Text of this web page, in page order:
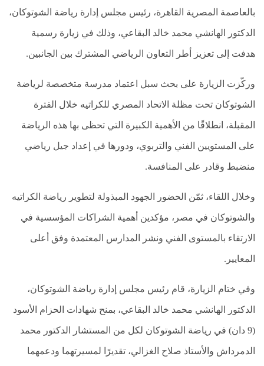
تمزق
الظفيرة
العضدية
الديسك
بانواعها
خدماتنا
من
الذاتيه
البقاعي
اتصل
بنا
عالم
البقاعي
بالعاصمة المصرية القاهرة، رئيس مجلس إدارة رياضة الشوتوكان،
الدكتور الهانشي محمد خالد البقاعي، وذلك في زيارة رسمية
هدفت إلى تعزيز أطر التعاون الرياضي المشترك بين الجانبين.
وركّزت الزيارة على بحث سبل اعتماد مدرسة متخصصة لرياضة
الشوتوكان تحت مظلة الاتحاد المصري للكراتيه خلال الفترة
المقبلة، انطلاقًا من الأهمية الكبيرة التي تحظى بها هذه الرياضة
على المستويين الفني والتربوي، ودورها في إعداد جيل رياضي
منضبط وقادر على المنافسة.
وخلال اللقاء، ثمّن الحضور الجهود المبذولة لتطوير رياضة الكراتيه
والشوتوكان في مصر، مؤكدين أهمية الشراكات المؤسسية في
الارتقاء بالمستوى الفني ونشر المدارس المعتمدة وفق أعلى
المعايير.
وفي ختام الزيارة، قام رئيس مجلس إدارة رياضة الشوتوكان،
الدكتور الهانشي محمد خالد البقاعي، بمنح شهادات الحزام الأسود
(9 دان) في رياضة الشوتوكان لكل من المستشار الدكتور محمد
الدمرداش والأستاذ صلاح الغزالي، تقديرًا لمسيرتهما ودعمهما